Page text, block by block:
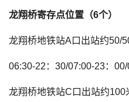
龙翔桥寄存点位置（6个）
龙翔桥地铁站A口出站约50/
06:30-22：30/07:00-23：
龙翔桥地铁站C口出站约100